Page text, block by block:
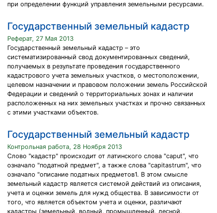
при определении функций управления земельными ресурсами.
Государственный земельный кадастр
Реферат, 27 Мая 2013
Государственный земельный кадастр – это
систематизированный свод документированных сведений,
получаемых в результате проведения государственного
кадастрового учета земельных участков, о местоположении,
целевом назначении и правовом положении земель Российской
Федерации и сведений о территориальных зонах и наличии
расположенных на них земельных участках и прочно связанных
с этими участками объектов.
Государственный земельный кадастр
Контрольная работа, 28 Ноября 2013
Слово "кадастр" происходит от латинского слова "caput", что
означало "податной предмет", а также слова "capitastrum", что
означало "описание податных предметов1. В этом смысле
земельный кадастр является системой действий из описания,
учета и оценки земель для нужд общества. В зависимости от
того, что является объектом учета и оценки, различают
кадастры (земельный, водный, промышленный, лесной,